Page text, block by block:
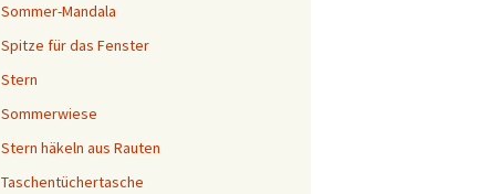
Sommer-Mandala
Spitze für das Fenster
Stern
Sommerwiese
Stern häkeln aus Rauten
Taschentüchertasche